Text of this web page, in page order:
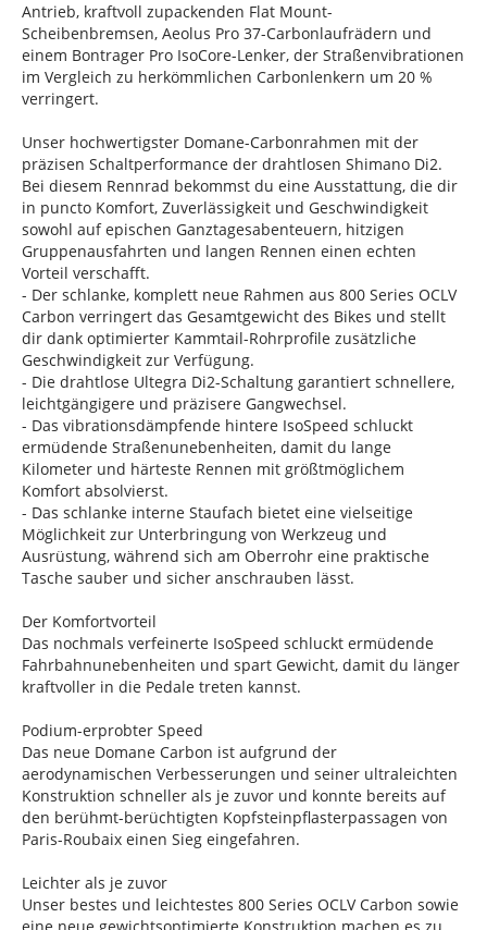
Antrieb, kraftvoll zupackenden Flat Mount-
Scheibenbremsen, Aeolus Pro 37-Carbonlaufrädern und
einem Bontrager Pro IsoCore-Lenker, der Straßenvibrationen
im Vergleich zu herkömmlichen Carbonlenkern um 20 %
verringert.
Unser hochwertigster Domane-Carbonrahmen mit der
präzisen Schaltperformance der drahtlosen Shimano Di2.
Bei diesem Rennrad bekommst du eine Ausstattung, die dir
in puncto Komfort, Zuverlässigkeit und Geschwindigkeit
sowohl auf epischen Ganztagesabenteuern, hitzigen
Gruppenausfahrten und langen Rennen einen echten
Vorteil verschafft.
- Der schlanke, komplett neue Rahmen aus 800 Series OCLV
Carbon verringert das Gesamtgewicht des Bikes und stellt
dir dank optimierter Kammtail-Rohrprofile zusätzliche
Geschwindigkeit zur Verfügung.
- Die drahtlose Ultegra Di2-Schaltung garantiert schnellere,
leichtgängigere und präzisere Gangwechsel.
- Das vibrationsdämpfende hintere IsoSpeed schluckt
ermüdende Straßenunebenheiten, damit du lange
Kilometer und härteste Rennen mit größtmöglichem
Komfort absolvierst.
- Das schlanke interne Staufach bietet eine vielseitige
Möglichkeit zur Unterbringung von Werkzeug und
Ausrüstung, während sich am Oberrohr eine praktische
Tasche sauber und sicher anschrauben lässt.
Der Komfortvorteil
Das nochmals verfeinerte IsoSpeed schluckt ermüdende
Fahrbahnunebenheiten und spart Gewicht, damit du länger
kraftvoller in die Pedale treten kannst.
Podium-erprobter Speed
Das neue Domane Carbon ist aufgrund der
aerodynamischen Verbesserungen und seiner ultraleichten
Konstruktion schneller als je zuvor und konnte bereits auf
den berühmt-berüchtigten Kopfsteinpflasterpassagen von
Paris-Roubaix einen Sieg eingefahren.
Leichter als je zuvor
Unser bestes und leichtestes 800 Series OCLV Carbon sowie